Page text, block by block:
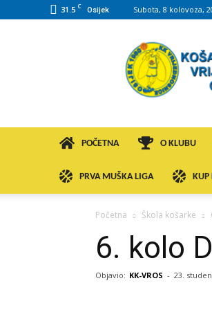
31.5 C Osijek Subota, 8 kolovoza,
KK
VROS
POČETNA O KLUBU
PRVA MUŠKA LIGA KUP
Početna Škola košarke
6. kolo
Objavio: KK-VROS - 23.